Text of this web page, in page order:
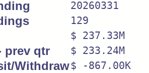
20260331
129
$ 237.33M
prev qtr $ 233.24M
Withdraw$ -867.00K